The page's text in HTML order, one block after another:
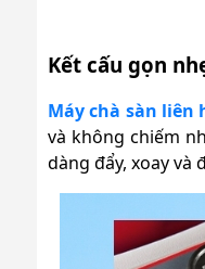
Kết cấu gọn
Máy chà sàn liên
và không chiếm
dàng đẩy, xoay và